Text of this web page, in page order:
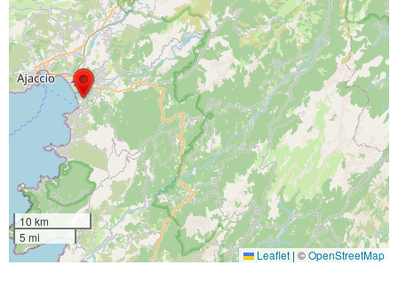
10 km
5 mi
Leaflet | ©OpenStreetMap